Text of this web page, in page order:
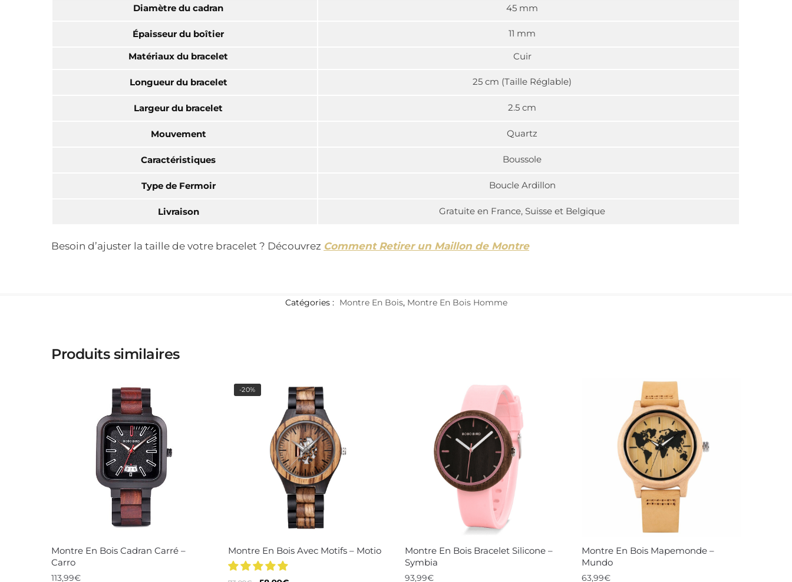
Diamètre du cadran 45 mm
Épaisseur du boîtier 11 mm
Matériaux du bracelet Cuir
Longueur du bracelet 25 cm (Taille Réglable)
Largeur du bracelet 2.5 cm
Mouvement Quartz
Caractéristiques Boussole
Type de Fermoir Boucle Ardillon
Livraison Gratuite en France, Suisse et Belgique
Besoin d’ajuster la taille de votre bracelet ? Découvrez Comment Retirer un Maillon de Montre
Catégories : Montre En Bois, Montre En Bois Homme
Produits similaires
Montre En Bois Cadran Carré –
Carro
113,99€
-20%
Montre En Bois Avec Motifs – Motio
Montre En Bois Bracelet Silicone –
Symbia
93,99€
Montre En Bois Mapemonde –
Mundo
63,99€